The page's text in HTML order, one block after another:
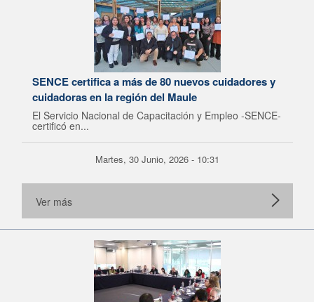
SENCE certifica a más de 80 nuevos cuidadores y
cuidadoras en la región del Maule
El Servicio Nacional de Capacitación y Empleo -SENCE-
certificó en...
Martes, 30 Junio, 2026 - 10:31
Ver más